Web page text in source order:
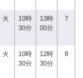
火
10時
30分
13時
00分
7
火
10時
30分
12時
30分
8